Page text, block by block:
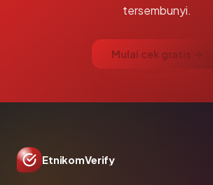
tersembunyi.
Mulai cek gratis →
EtnikomVerify